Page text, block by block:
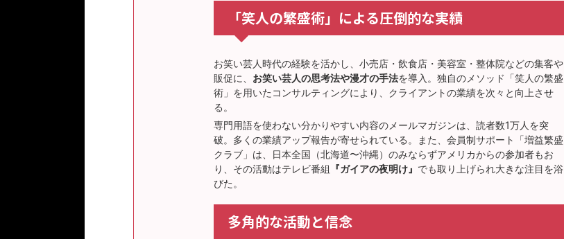
「笑人の繁盛術」による圧倒的な実績
お笑い芸人時代の経験を活かし、小売店・飲食店・美容室・整体院などの集客や
販促に、 お笑い芸人の思考法や漫才の手法を導入。独自のメソッド「笑人の繁盛
術」を用いたコンサルティングにより、クライアントの業績を次々と向上させ
る。
専門用語を使わない分かりやすい内容のメールマガジンは、読者数1万人を突
破。多くの業績アップ報告が寄せられている。また、会員制サポート「増益繁盛
クラブ」は、日本全国（北海道〜沖縄）のみならずアメリカからの参加者もお
り、その活動はテレビ番組 『ガイアの夜明け』 でも取り上げられ大きな注目を浴
びた。
多角的な活動と信念